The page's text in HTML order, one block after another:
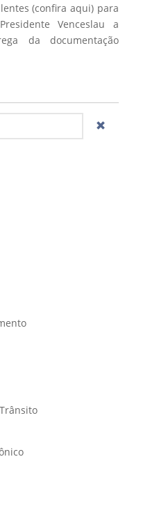
(confira aqui) para
Venceslau a
da documentação